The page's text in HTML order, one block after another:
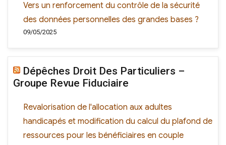
Vers un renforcement du contrôle de la sécurité
des données personnelles des grandes bases ?
09/05/2025
Dépêches Droit Des Particuliers –
Groupe Revue Fiduciaire
Revalorisation de l'allocation aux adultes
handicapés et modification du calcul du plafond de
ressources pour les bénéficiaires en couple